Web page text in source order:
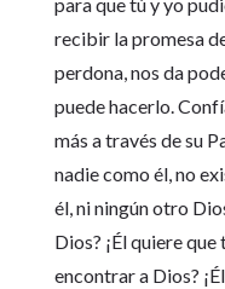
recibir la promesa
perdona, nos da
puede hacerlo.
más a través de su
nadie como él, no
él, ni ningún otro
Dios? ¡Él quiere
encontrar a Dios?